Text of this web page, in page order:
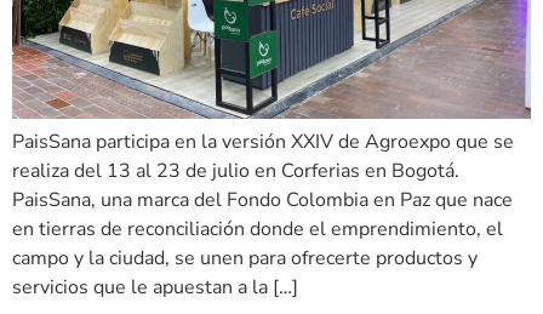
PaisSana participa en la versión XXIV de Agroexpo que se
realiza del 13 al 23 de julio en Corferias en Bogotá.
PaisSana, una marca del Fondo Colombia en Paz que nace
en tierras de reconciliación donde el emprendimiento, el
campo y la ciudad, se unen para ofrecerte productos y
servicios que le apuestan a la […]